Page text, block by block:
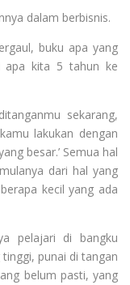
dalam berbisnis.
buku apa yang
apa kita 5 tahun ke
sekarang,
lakukan dengan
besar.’ Semua hal
dari hal yang
kecil yang ada
pelajari di bangku
punai di tangan
belum pasti, yang